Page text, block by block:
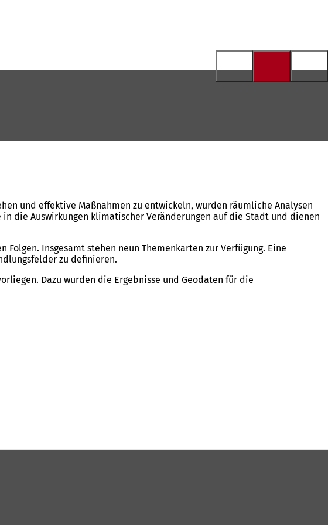
und effektive Maßnahmen zu entwickeln, wurden räumliche Analysen
die Auswirkungen klimatischer Veränderungen auf die Stadt und dienen
Insgesamt stehen neun Themenkarten zur Verfügung. Eine
zu definieren.
Dazu wurden die Ergebnisse und Geodaten für die